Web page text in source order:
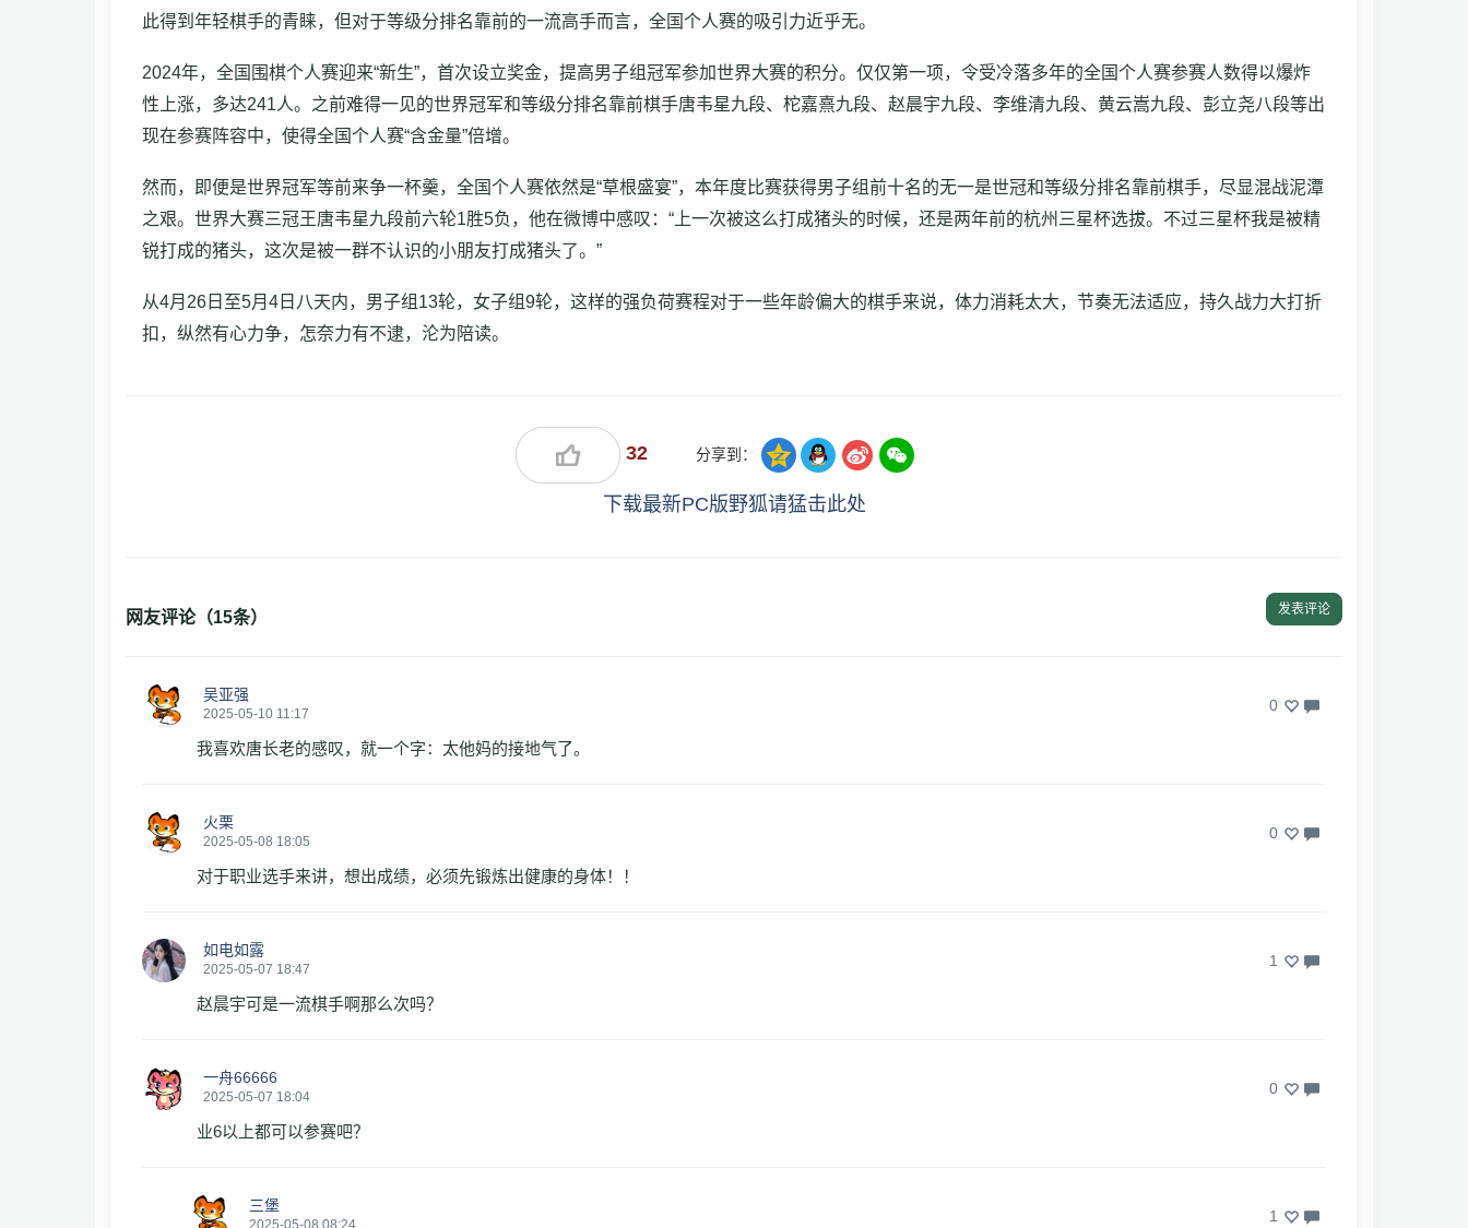
此得到年轻棋手的青睐，但对于等级分排名靠前的一流高手而言，全国个人赛的吸引力近乎无。
2024年，全国围棋个人赛迎来“新生”，首次设立奖金，提高男子组冠军参加世界大赛的积分。仅仅第一项，令受冷落多年的全国个人赛参赛人数得以爆炸
性上涨，多达241人。之前难得一见的世界冠军和等级分排名靠前棋手唐韦星九段、柁嘉熹九段、赵晨宇九段、李维清九段、黄云嵩九段、彭立尧八段等出
现在参赛阵容中，使得全国个人赛“含金量”倍增。
然而，即便是世界冠军等前来争一杯羹，全国个人赛依然是“草根盛宴”，本年度比赛获得男子组前十名的无一是世冠和等级分排名靠前棋手，尽显混战泥潭
之艰。世界大赛三冠王唐韦星九段前六轮1胜5负，他在微博中感叹：“上一次被这么打成猪头的时候，还是两年前的杭州三星杯选拔。不过三星杯我是被精
锐打成的猪头，这次是被一群不认识的小朋友打成猪头了。”
从4月26日至5月4日八天内，男子组13轮，女子组9轮，这样的强负荷赛程对于一些年龄偏大的棋手来说，体力消耗太大，节奏无法适应，持久战力大打折
扣，纵然有心力争，怎奈力有不逮，沦为陪读。
32 分享到：
下载最新PC版野狐请猛击此处
网友评论（15条） 发表评论
吴亚强
2025-05-10 11:17 0
我喜欢唐长老的感叹，就一个字：太他妈的接地气了。
火栗
2025-05-08 18:05 0
对于职业选手来讲，想出成绩，必须先锻炼出健康的身体！！
如电如露
2025-05-07 18:47 1
赵晨宇可是一流棋手啊那么次吗？
一舟66666
2025-05-07 18:04 0
业6以上都可以参赛吧？
三堡
2025-05-08 08:24 1